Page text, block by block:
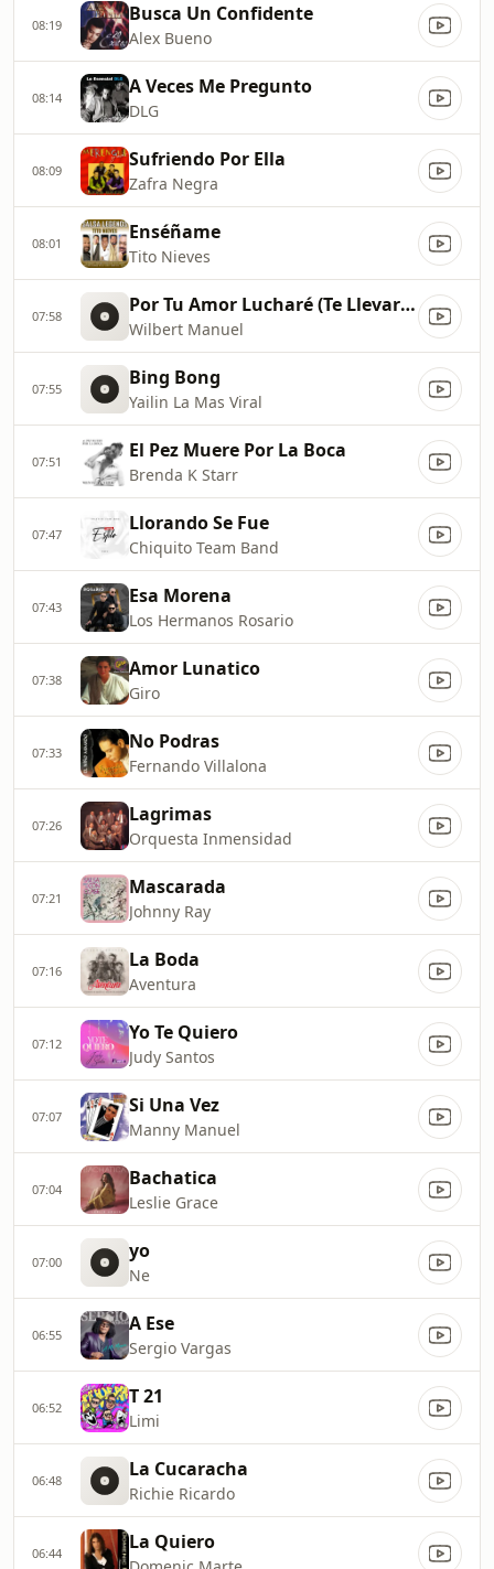
08:19 Busca Un Confidente
Alex Bueno
08:14 A Veces Me Pregunto
DLG
08:09 Sufriendo Por Ella
Zafra Negra
08:01 Enséñame
Tito Nieves
07:58 Por Tu Amor Lucharé (Te Llevaré Conmigo)
Wilbert Manuel
07:55 Bing Bong
Yailin La Mas Viral
07:51 El Pez Muere Por La Boca
Brenda K Starr
07:47 Llorando Se Fue
Chiquito Team Band
07:43 Esa Morena
Los Hermanos Rosario
07:38 Amor Lunatico
Giro
07:33 No Podras
Fernando Villalona
07:26 Lagrimas
Orquesta Inmensidad
07:21 Mascarada
Johnny Ray
07:16 La Boda
Aventura
07:12 Yo Te Quiero
Judy Santos
07:07 Si Una Vez
Manny Manuel
07:04 Bachatica
Leslie Grace
07:00 yo
Ne
06:55 A Ese
Sergio Vargas
06:52 T 21
Limi
06:48 La Cucaracha
Richie Ricardo
06:44 La Quiero